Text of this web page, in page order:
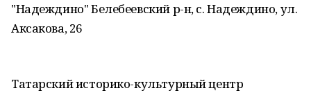
"Надеждино" Белебеевский р-н, с. Надеждино, ул.
Аксакова, 26
Татарский историко-культурный центр